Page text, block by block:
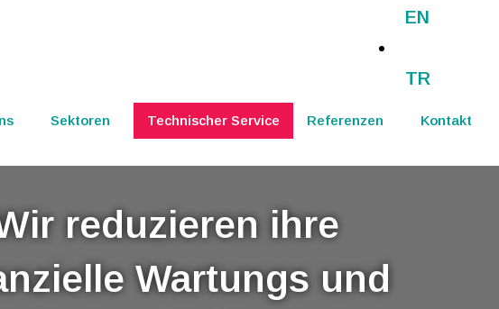
EN
TR
Sektoren Technischer Service Referenzen Kontakt
reduzieren ihre
Wartungs und